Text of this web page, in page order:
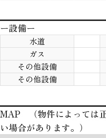
ー設備ー
水道
ガス
その他設備
その他設備
MAP （物件によっては
い場合があります。）